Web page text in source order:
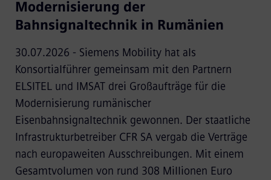
Modernisierung der
Bahnsignaltechnik in Rumänien
30.07.2026 - Siemens Mobility hat als
Konsortialführer gemeinsam mit den Partnern
ELSITEL und IMSAT drei Großaufträge für die
Modernisierung rumänischer
Eisenbahnsignaltechnik gewonnen. Der staatliche
Infrastrukturbetreiber CFR SA vergab die Verträge
nach europaweiten Ausschreibungen. Mit einem
Gesamtvolumen von rund 308 Millionen Euro